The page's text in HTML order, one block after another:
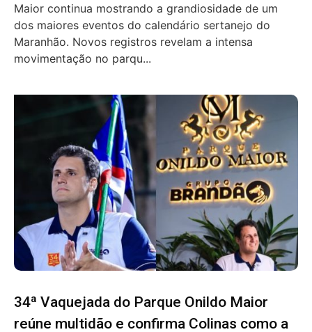
Maior continua mostrando a grandiosidade de um
dos maiores eventos do calendário sertanejo do
Maranhão. Novos registros revelam a intensa
movimentação no parqu...
34ª Vaquejada do Parque Onildo Maior
reúne multidão e confirma Colinas como a